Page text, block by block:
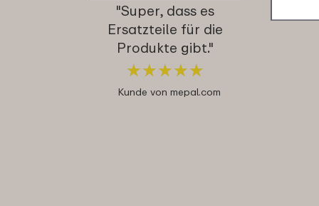
"Super, dass es
Ersatzteile für die
Produkte gibt."
★★★★★
★★★★★
Kunde von mepal.com